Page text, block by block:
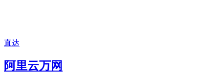
直达
阿里云万网